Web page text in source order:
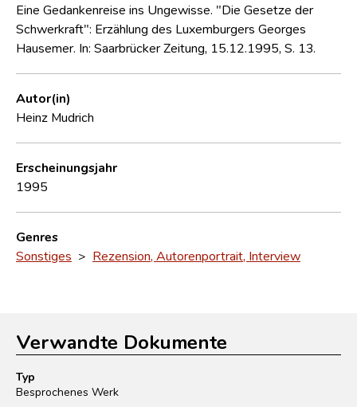
Eine Gedankenreise ins Ungewisse. "Die Gesetze der
Schwerkraft": Erzählung des Luxemburgers Georges
Hausemer. In: Saarbrücker Zeitung, 15.12.1995, S. 13.
Autor(in)
Heinz Mudrich
Erscheinungsjahr
1995
Genres
Sonstiges > Rezension, Autorenportrait, Interview
Verwandte Dokumente
Typ
Besprochenes Werk